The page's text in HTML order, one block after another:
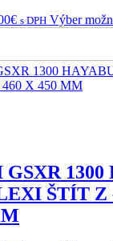
€Aktuálna
121.00€.
s DPH Výber
1300
ŠTÍT Z